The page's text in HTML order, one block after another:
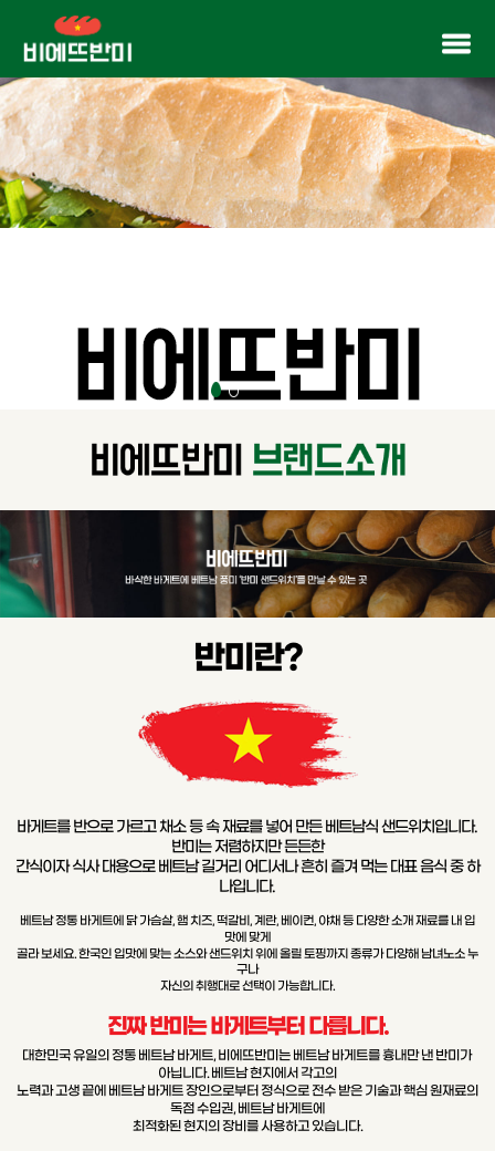
반미란?
바게트를 반으로 가르고 채소 등 속 재료를 넣어 만든 베트남식 샌드위치입니다.
반미는 저렴하지만 든든한
간식이자 식사 대용으로 베트남 길거리 어디서나 흔히 즐겨 먹는 대표 음식 중 하
나입니다.
베트남 정통 바게트에 닭 가슴살, 햄 치즈, 떡갈비, 계란, 베이컨, 야채 등 다양한 소개 재료를 내 입
맛에 맞게
골라 보세요. 한국인 입맛에 맞는 소스와 샌드위치 위에 올릴 토핑까지 종류가 다양해 남녀노소 누
구나
자신의 취행대로 선택이 가능합니다.
진짜 반미는 바게트부터 다릅니다.
대한민국 유일의 정통 베트남 바게트, 비에뜨반미는 베트남 바게트를 흉내만 낸 반미가
아닙니다. 베트남 현지에서 각고의
노력과 고생 끝에 베트남 바게트 장인으로부터 정식으로 전수 받은 기술과 핵심 원재료의
독점 수입권, 베트남 바게트에
최적화된 현지의 장비를 사용하고 있습니다.